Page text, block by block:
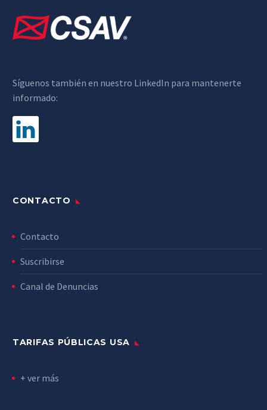
Síguenos también en nuestro LinkedIn para mantenerte
informado:
CONTACTO
Contacto
Suscribirse
Canal de Denuncias
TARIFAS PÚBLICAS USA
+ ver más